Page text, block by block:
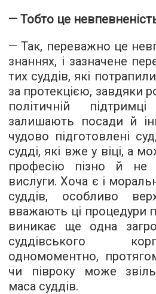
— Тобто це
— Так, переважно це
знаннях, і зазначене
тих суддів, які
за протекцією, завдяки
політичній
залишають посади й
чудово підготовлені
судді, які вже у віці, а
професію пізно й не
вислуги. Хоча є і
суддів, особливо
вважають ці процедури
виникає ще одна
суддівського
одномоментно,
чи півроку може
маса суддів.